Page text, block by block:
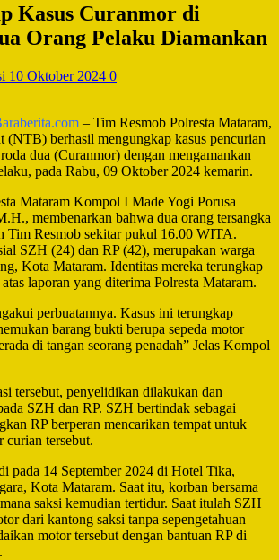
Kasus Curanmor di
Orang Pelaku Diamankan
10 Oktober 2024 0
– Tim Resmob Polresta Mataram,
(NTB) berhasil mengungkap kasus pencurian
dua (Curanmor) dengan mengamankan
pada Rabu, 09 Oktober 2024 kemarin.
Mataram Kompol I Made Yogi Porusa
membenarkan bahwa dua orang tersangka
Tim Resmob sekitar pukul 16.00 WITA.
SZH (24) dan RP (42), merupakan warga
Kota Mataram. Identitas mereka terungkap
laporan yang diterima Polresta Mataram.
perbuatannya. Kasus ini terungkap
barang bukti berupa sepeda motor
di tangan seorang penadah” Jelas Kompol
tersebut, penyelidikan dilakukan dan
SZH dan RP. SZH bertindak sebagai
RP berperan mencarikan tempat untuk
curian tersebut.
pada 14 September 2024 di Hotel Tika,
Kota Mataram. Saat itu, korban bersama
saksi kemudian tertidur. Saat itulah SZH
dari kantong saksi tanpa sepengetahuan
motor tersebut dengan bantuan RP di